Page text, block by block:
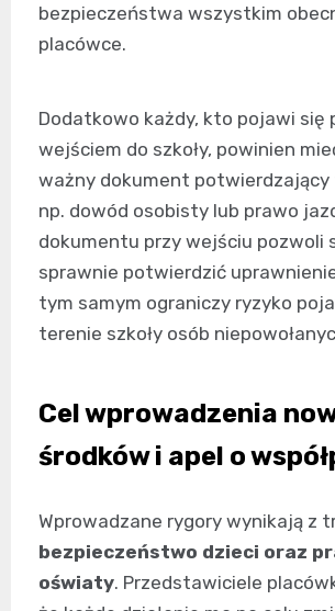
bezpieczeństwa wszystkim
placówce.
Dodatkowo każdy, kto pojawi się
wejściem do szkoły, powinien
ważny dokument potwierdzający
np. dowód osobisty lub prawo
dokumentu przy wejściu pozwoli
sprawnie potwierdzić
tym samym ograniczy ryzyko
terenie szkoły osób
Cel wprowadzenia
środków i apel o
Wprowadzane rygory wynikają z
bezpieczeństwo dzieci oraz
oświaty. Przedstawiciele